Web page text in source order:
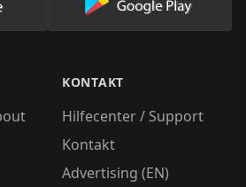
App im AppStore herunter
Lade unsere
KONTAKT
Hilfecenter / Support
Kontakt
Advertising (EN)